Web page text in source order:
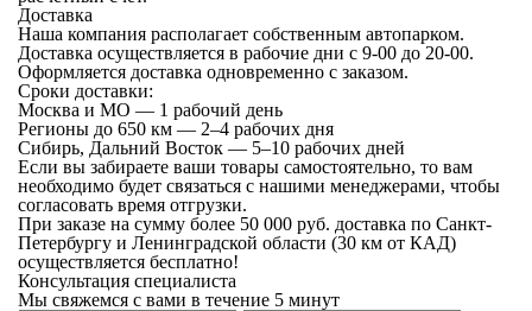
Доставка
Наша компания располагает собственным автопарком.
Доставка осуществляется в рабочие дни с 9-00 до 20-00.
Оформляется доставка одновременно с заказом.
Сроки доставки:
Москва и МО — 1 рабочий день
Регионы до 650 км — 2–4 рабочих дня
Сибирь, Дальний Восток — 5–10 рабочих дней
Если вы забираете ваши товары самостоятельно, то вам
необходимо будет связаться с нашими менеджерами, чтобы
согласовать время отгрузки.
При заказе на сумму более 50 000 руб. доставка по Санкт-
Петербургу и Ленинградской области (30 км от КАД)
осуществляется бесплатно!
Консультация специалиста
Мы свяжемся с вами в течение 5 минут